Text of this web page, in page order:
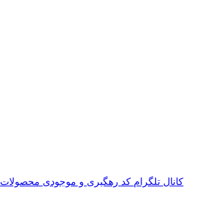
کانال تلگرام کد رهگیری و موجودی محصولات